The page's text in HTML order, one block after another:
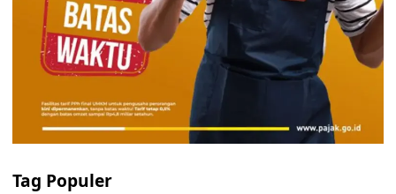
Tag Populer